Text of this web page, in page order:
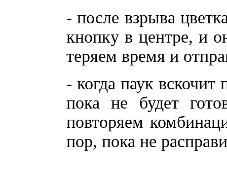
- после взрыва
кнопку в центре, и
теряем время и
- когда паук
пока не будет
повторяем
пор, пока не